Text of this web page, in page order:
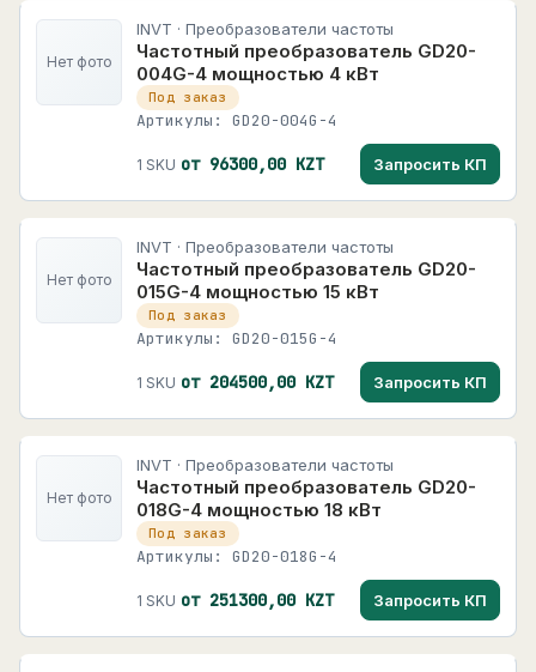
Нет фото
INVT · Преобразователи частоты
Частотный преобразователь GD20-
004G-4 мощностью 4 кВт
Под заказ
Артикулы: GD20-004G-4
1 SKU от 96300,00 KZT Запросить КП
Нет фото
INVT · Преобразователи частоты
Частотный преобразователь GD20-
015G-4 мощностью 15 кВт
Под заказ
Артикулы: GD20-015G-4
1 SKU от 204500,00 KZT Запросить КП
Нет фото
INVT · Преобразователи частоты
Частотный преобразователь GD20-
018G-4 мощностью 18 кВт
Под заказ
Артикулы: GD20-018G-4
1 SKU от 251300,00 KZT Запросить КП